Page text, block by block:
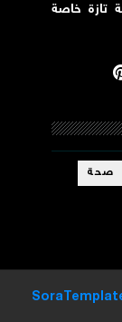
تازة خاصة
صحة